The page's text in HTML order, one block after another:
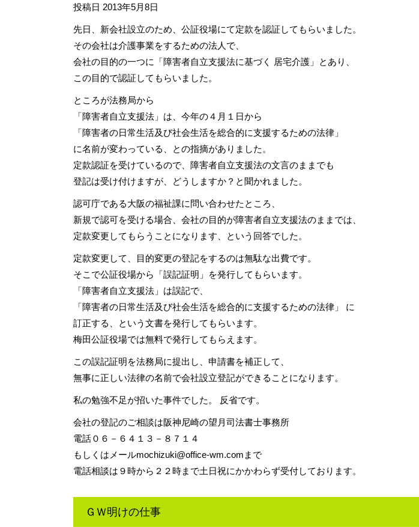
投稿日 2013年5月8日
先日、新会社設立のため、公証役場にて定款を認証してもらいました。
その会社は介護事業をするための法人で、
会社の目的の一つに「障害者自立支援法に基づく 居宅介護」とあり、
この目的で認証してもらいました。
ところが法務局から
「障害者自立支援法」は、今年の４月１日から
「障害者の日常生活及び社会生活を総合的に支援するための法律」
に名前が変わっている、との指摘がありました。
定款認証を受けているので、障害者自立支援法の文言のままでも
登記は受け付けますが、どうしますか？と聞かれました。
認可庁である大阪の福祉課に問い合わせたところ、
新規で認可を受ける場合、会社の目的が障害者自立支援法のままでは、
定款変更してもらうことになります、という回答でした。
定款変更して、目的変更の登記をするのは無駄な出費です。
そこで公証役場から「誤記証明」を発行してもらいます。
「障害者自立支援法」は誤記で、
「障害者の日常生活及び社会生活を総合的に支援するための法律」 に
訂正する、という文書を発行してもらいます。
梅田公証役場では無料で発行してもらえます。
この誤記証明を法務局に提出し、申請書を補正して、
無事に正しい法律の名前で会社設立登記ができることになります。
私の勉強不足が招いた事件でした。 反省です。
会社の登記のご相談は阪神尼崎の望月司法書士事務所
電話０６－６４１３－８７１４
もしくはメールmochizuki@office-wm.com まで
電話相談は９時から２２時まで土日祝にかかわらず受付しております。
ＧＷ明けの仕事